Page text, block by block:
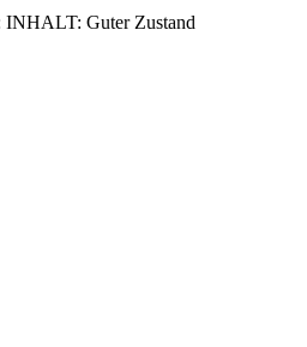
INHALT: Guter Zustand